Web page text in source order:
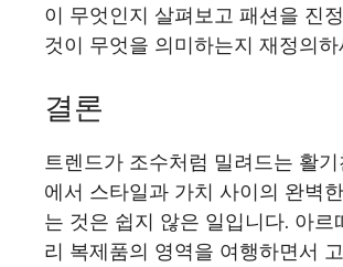
이 무엇인지 살펴보고 패션을 진
것이 무엇을 의미하는지 재정의하
결론
트렌드가 조수처럼 밀려드는 활
에서 스타일과 가치 사이의 완벽
는 것은 쉽지 않은 일입니다. 아르
리 복제품의 영역을 여행하면서